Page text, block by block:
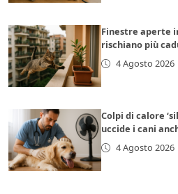
Finestre aperte
rischiano più
4 Agosto 2026
Colpi di calore
uccide i cani
4 Agosto 2026